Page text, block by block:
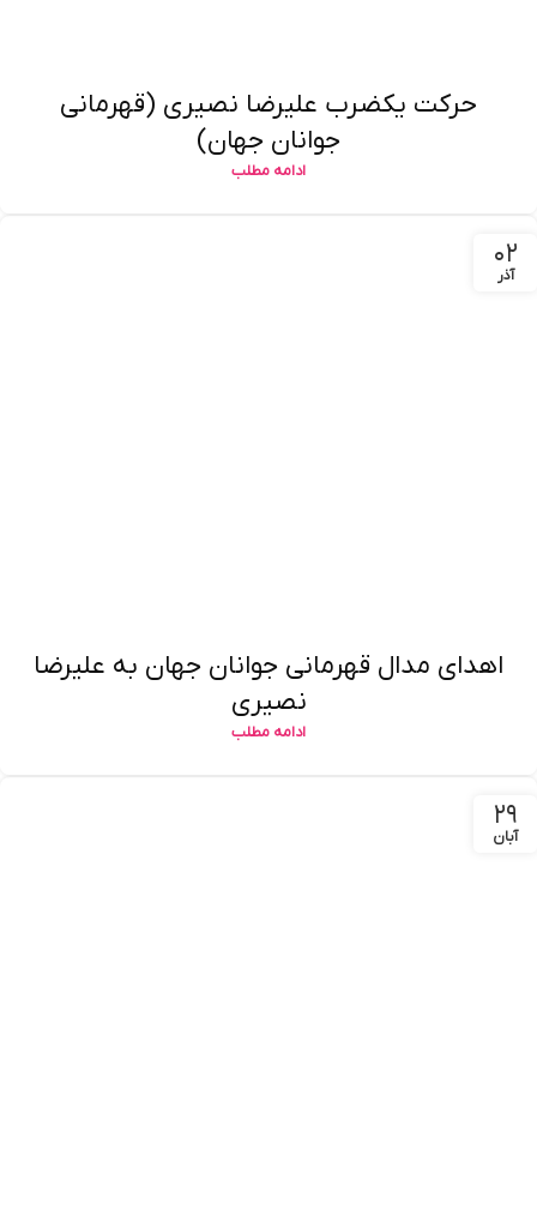
حرکت یکضرب علیرضا نصیری (قهرمانی
جوانان جهان)
ادامه مطلب
۰۲
آذر
اهدای مدال قهرمانی جوانان جهان به علیرضا
نصیری
ادامه مطلب
۲۹
آبان